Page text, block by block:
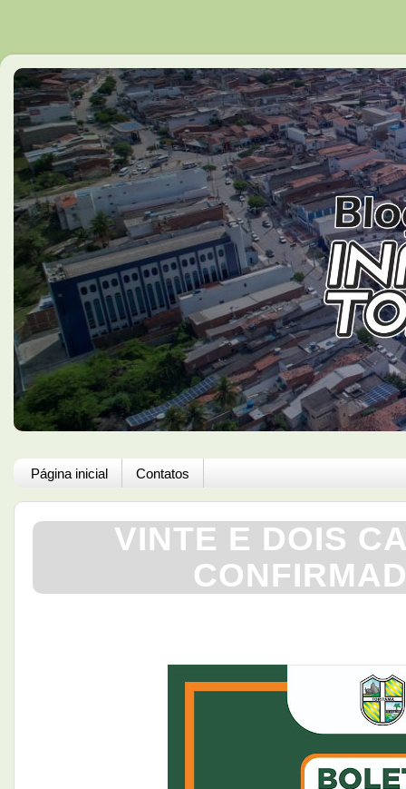
Página inicial Contatos
VINTE E DOIS